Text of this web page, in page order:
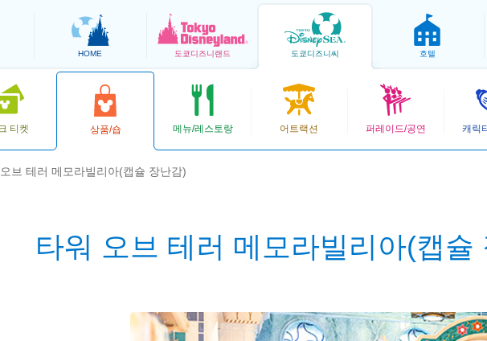
HOME 도쿄디즈니랜드 도쿄디즈니씨 호텔
티켓 상품/숍 메뉴/레스토랑 어트랙션 퍼레이드/공연 캐릭
브 테러 메모라빌리아(캡슐 장난감)
타워 오브 테러 메모라빌리아(캡슐
気に入り